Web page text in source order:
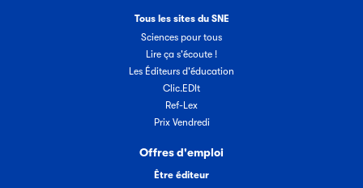
Tous les sites du SNE
Sciences pour tous
Lire ça s'écoute !
Les Éditeurs d'éducation
Clic.EDIt
Ref-Lex
Prix Vendredi
Offres d'emploi
Être éditeur